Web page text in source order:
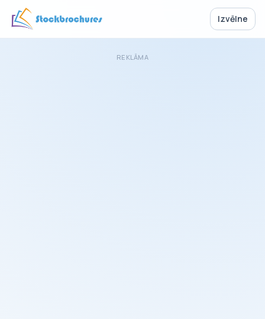
Izvēlne
REKLĀMA